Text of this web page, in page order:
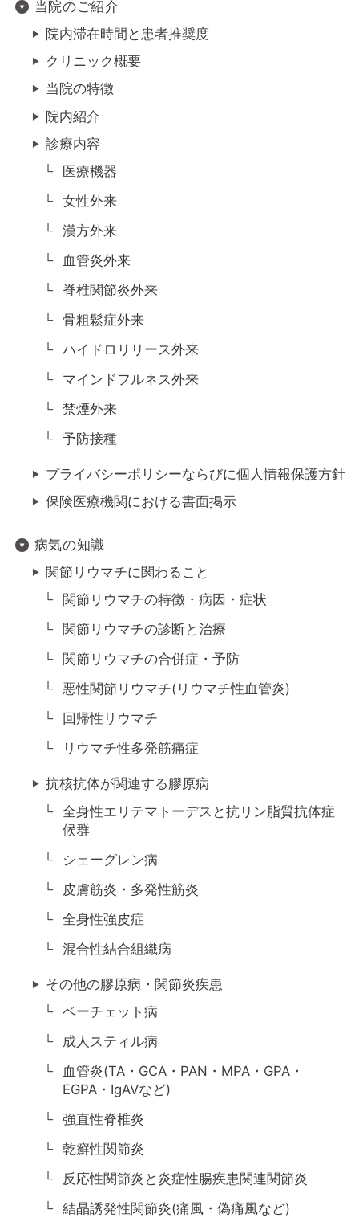
当院のご紹介
院内滞在時間と患者推奨度
クリニック概要
当院の特徴
院内紹介
診療内容
医療機器
女性外来
漢方外来
血管炎外来
脊椎関節炎外来
骨粗鬆症外来
ハイドロリリース外来
マインドフルネス外来
禁煙外来
予防接種
プライバシーポリシーならびに個人情報保護方針
保険医療機関における書面掲示
病気の知識
関節リウマチに関わること
関節リウマチの特徴・病因・症状
関節リウマチの診断と治療
関節リウマチの合併症・予防
悪性関節リウマチ(リウマチ性血管炎)
回帰性リウマチ
リウマチ性多発筋痛症
抗核抗体が関連する膠原病
全身性エリテマトーデスと抗リン脂質抗体症
候群
シェーグレン病
皮膚筋炎・多発性筋炎
全身性強皮症
混合性結合組織病
その他の膠原病・関節炎疾患
ベーチェット病
成人スティル病
血管炎(TA・GCA・PAN・MPA・GPA・
EGPA・IgAVなど)
強直性脊椎炎
乾癬性関節炎
反応性関節炎と炎症性腸疾患関連関節炎
結晶誘発性関節炎(痛風・偽痛風など)